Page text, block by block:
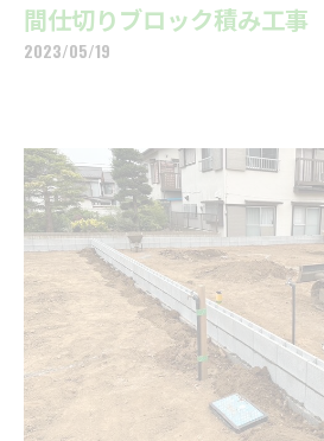
間仕切りブロック積み工事
2023/05/19